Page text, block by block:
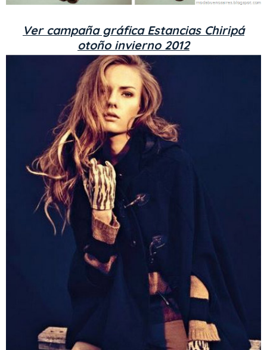
Ver campaña gráfica Estancias Chiripá
otoño invierno 2012